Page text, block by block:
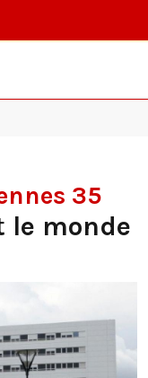
35 : On a besoin de
35
le monde